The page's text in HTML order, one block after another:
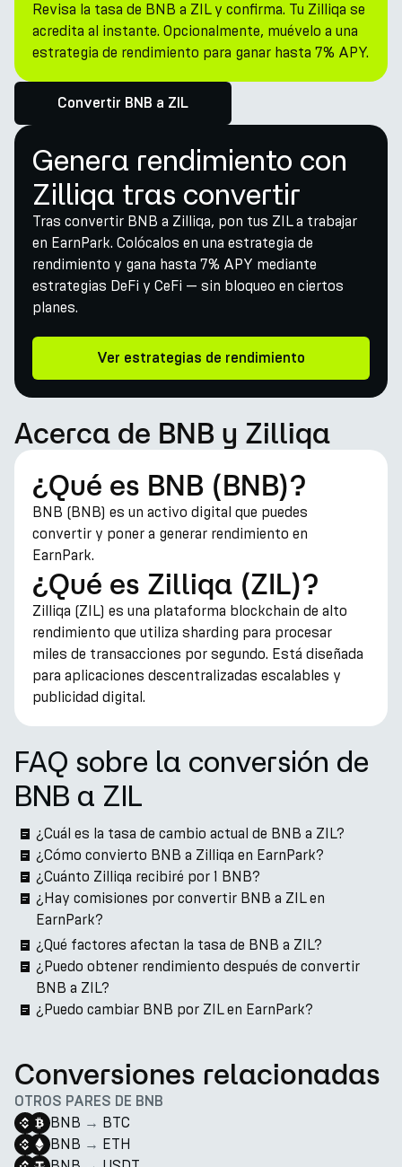
Revisa la tasa de BNB a ZIL y confirma. Tu Zilliqa se
acredita al instante. Opcionalmente, muévelo a una
estrategia de rendimiento para ganar hasta 7% APY.
Convertir BNB a ZIL
Genera rendimiento con
Zilliqa tras convertir
Tras convertir BNB a Zilliqa, pon tus ZIL a trabajar
en EarnPark. Colócalos en una estrategia de
rendimiento y gana hasta 7% APY mediante
estrategias DeFi y CeFi — sin bloqueo en ciertos
planes.
Ver estrategias de rendimiento
Acerca de BNB y Zilliqa
¿Qué es BNB (BNB)?
BNB (BNB) es un activo digital que puedes
convertir y poner a generar rendimiento en
EarnPark.
¿Qué es Zilliqa (ZIL)?
Zilliqa (ZIL) es una plataforma blockchain de alto
rendimiento que utiliza sharding para procesar
miles de transacciones por segundo. Está diseñada
para aplicaciones descentralizadas escalables y
publicidad digital.
FAQ sobre la conversión de
BNB a ZIL
¿Cuál es la tasa de cambio actual de BNB a ZIL?
¿Cómo convierto BNB a Zilliqa en EarnPark?
¿Cuánto Zilliqa recibiré por 1 BNB?
¿Hay comisiones por convertir BNB a ZIL en
EarnPark?
¿Qué factores afectan la tasa de BNB a ZIL?
¿Puedo obtener rendimiento después de convertir
BNB a ZIL?
¿Puedo cambiar BNB por ZIL en EarnPark?
Conversiones relacionadas
OTROS PARES DE BNB
BNB → BTC
BNB → ETH